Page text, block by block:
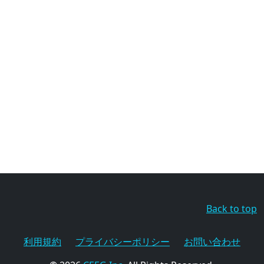
Back to top
利用規約 プライバシーポリシー
お問い合わせ